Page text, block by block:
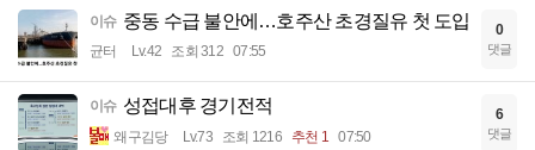
이슈 중동 수급 불안에…호주산 초경질유 첫 도입
균터 Lv.42 조회 312 07:55
0
댓글
이슈 성접대후 경기전적
왜구김당 Lv.73 조회 1216 추천 1 07:50
6
댓글